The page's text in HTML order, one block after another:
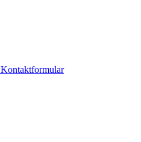
Kontaktformular